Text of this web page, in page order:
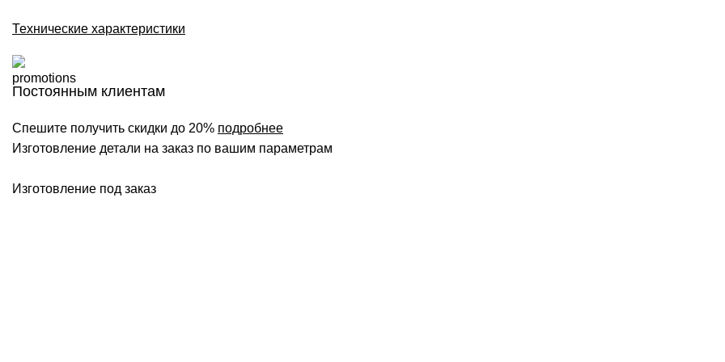
Технические характеристики
Постоянным клиентам
Спешите получить скидки до 20% подробнее
Изготовление детали на заказ по вашим параметрам
Изготовление под заказ